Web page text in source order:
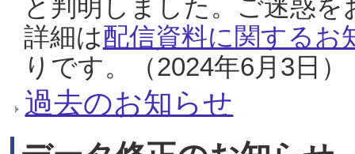
と判明しました。ご迷惑
詳細は配信資料に関するお
りです。（2024年6月3日）
過去のお知らせ